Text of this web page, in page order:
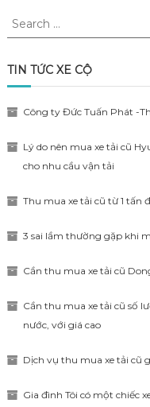
Search
TIN TỨC XE CỘ
Công ty Đức Tuấn Phát -
Lý do nên mua xe tải cũ
cho nhu cầu vận tải
Thu mua xe tải cũ từ 1 tấn
3 sai lầm thường gặp khi
Cần thu mua xe tải cũ
Cần thu mua xe tải cũ số
nước, với giá cao
Dịch vụ thu mua xe tải cũ
Gia đình Tôi có một chiếc